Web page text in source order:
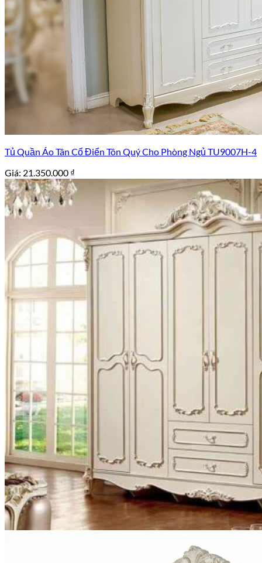
Tủ Quần Áo Tân Cổ Điển Tôn Quý Cho Phòng Ngủ TU9007H-4
Giá: 21.350.000 ₫